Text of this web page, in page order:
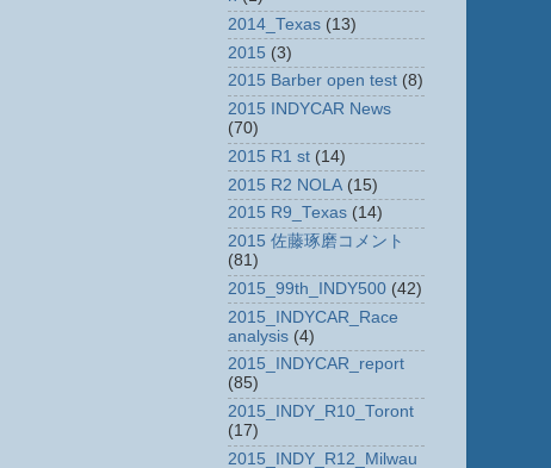
2014_Texas (13)
2015 (3)
2015 Barber open test (8)
2015 INDYCAR News
(70)
2015 R1 st (14)
2015 R2 NOLA (15)
2015 R9_Texas (14)
2015 佐藤琢磨コメント
(81)
2015_99th_INDY500 (42)
2015_INDYCAR_Race
analysis (4)
2015_INDYCAR_report
(85)
2015_INDY_R10_Toront
(17)
2015_INDY_R12_Milwau